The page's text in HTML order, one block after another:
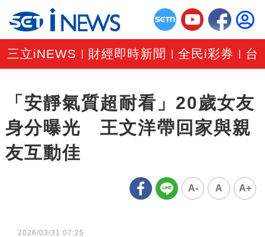
三立iNEWS 財經即時新聞 |全民i彩券 台
「安靜氣質超耐看」20歲女友
身分曝光 王文洋帶回家與親
友互動佳
A- A A+
2026/03/31 07:25